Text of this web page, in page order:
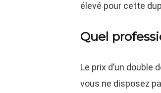
élevé pour cette
Quel
Le prix d’un
vous ne disposez